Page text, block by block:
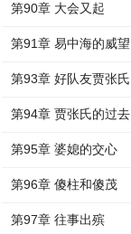
第90章 大会又起
第91章 易中海的威望
第93章 好队友贾张氏
第94章 贾张氏的过去
第95章 婆媳的交心
第96章 傻柱和傻茂
第97章 往事出殡